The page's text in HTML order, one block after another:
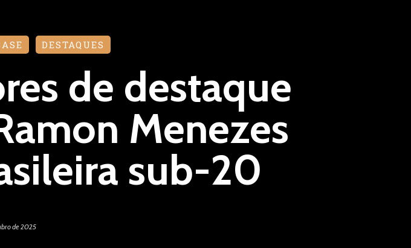
DESTAQUES
de destaque
Menezes
sub-20
de 2025